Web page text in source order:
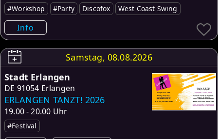
#Workshop #Party Discofox West Coast Swing
Info
Samstag, 08.08.2026
Stadt Erlangen
DE 91054 Erlangen
ERLANGEN TANZT! 2026
19.00 - 20.00 Uhr
#Festival